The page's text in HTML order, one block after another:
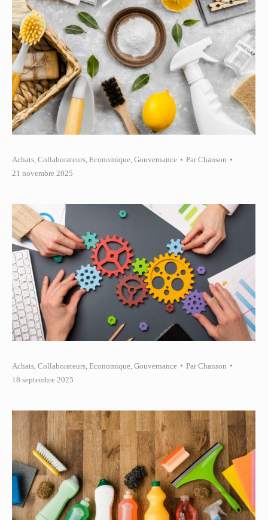
Achats, Collaborateurs, Economique, Gouvernance ParChanson
21 novembre 2025
Achats Collaborateurs Economique Gouvernance ParChanson
18 septembre 2025